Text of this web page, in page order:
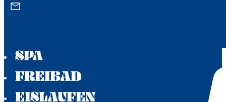
Zum Hauptinhalt springen
SPA
FREIBAD
EISLAUFEN